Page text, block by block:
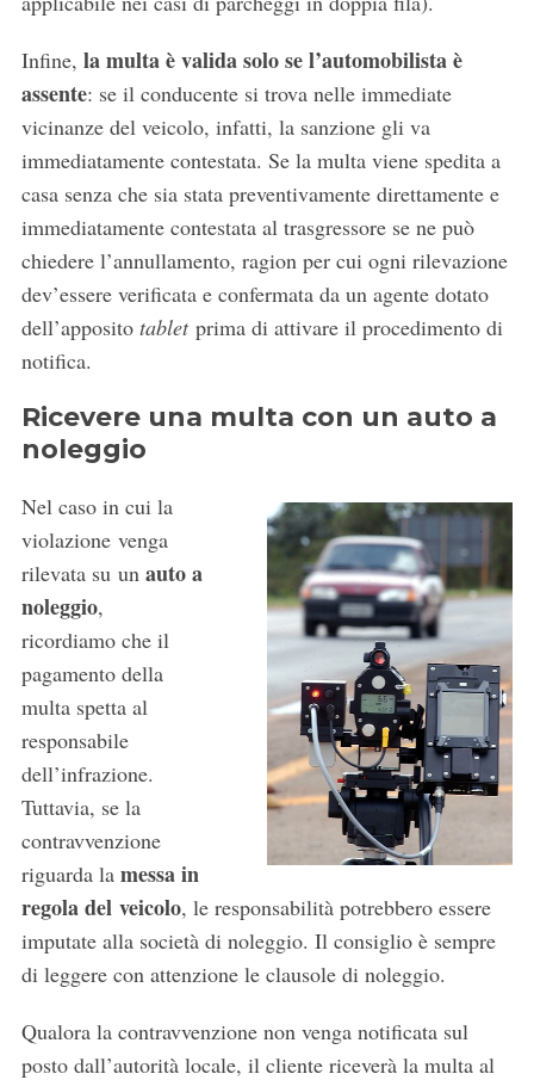
Infine, la multa è valida solo se l’automobilista è
assente: se il conducente si trova nelle immediate
vicinanze del veicolo, infatti, la sanzione gli va
immediatamente contestata. Se la multa viene spedita a
casa senza che sia stata preventivamente direttamente e
immediatamente contestata al trasgressore se ne può
chiedere l’annullamento, ragion per cui ogni rilevazione
dev’essere verificata e confermata da un agente dotato
dell’apposito tablet prima di attivare il procedimento di
notifica.
Ricevere una multa con un auto a
noleggio
Nel caso in cui la
violazione venga
rilevata su unauto a
noleggio,
ricordiamo che il
pagamento della
multa spetta al
responsabile
dell’infrazione.
Tuttavia, se la
contravvenzione
riguarda la messa in
regola del veicolo, le responsabilità potrebbero essere
imputate alla società di noleggio. Il consiglio è sempre
di leggere con attenzione le clausole di noleggio.
Qualora la contravvenzione non venga notificata sul
posto dall’autorità locale, il cliente riceverà la multa al